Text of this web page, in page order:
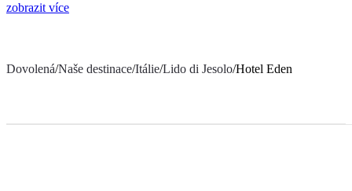
zobrazit více
Dovolená/Naše destinace/Itálie/Lido di Jesolo/Hotel Eden